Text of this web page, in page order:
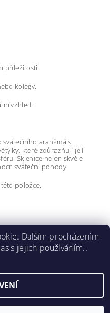
příležitosti.
kolegy.
vzhled.
svátečního aranžmá s
které zdůrazňují její
Sklenice nejen skvěle
sváteční pohody.
položce.
Upravit nastavení cookies
Dalším procházením
s jejich používáním..